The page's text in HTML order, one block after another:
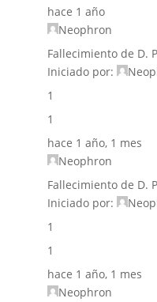
hace 1 año
Neophron
Fallecimiento de D.
Iniciado por:
1
1
hace 1 año, 1 mes
Neophron
Fallecimiento de D.
Iniciado por:
1
1
hace 1 año, 1 mes
Neophron